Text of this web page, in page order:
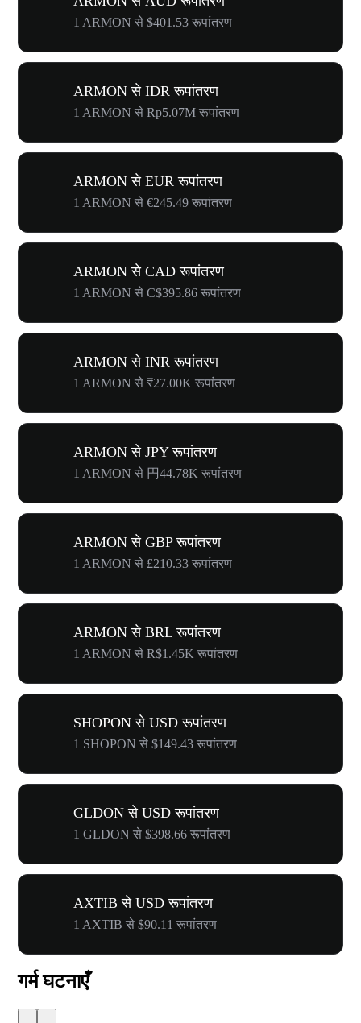
1 ARMON से $401.53 रूपांतरण
ARMON से IDR रूपांतरण
1 ARMON से Rp5.07M रूपांतरण
ARMON से EUR रूपांतरण
1 ARMON से €245.49 रूपांतरण
ARMON से CAD रूपांतरण
1 ARMON से C$395.86 रूपांतरण
ARMON से INR रूपांतरण
1 ARMON से ₹27.00K रूपांतरण
ARMON से JPY रूपांतरण
1 ARMON से 円44.78K रूपांतरण
ARMON से GBP रूपांतरण
1 ARMON से £210.33 रूपांतरण
ARMON से BRL रूपांतरण
1 ARMON से R$1.45K रूपांतरण
SHOPON से USD रूपांतरण
1 SHOPON से $149.43 रूपांतरण
GLDON से USD रूपांतरण
1 GLDON से $398.66 रूपांतरण
AXTIB से USD रूपांतरण
1 AXTIB से $90.11 रूपांतरण
गर्म घटनाएँ